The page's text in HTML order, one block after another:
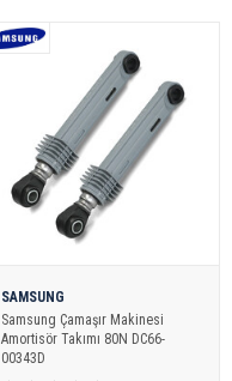
SAMSUNG
Samsung Çamaşır Makinesi
Amortisör Takımı 80N DC66-
00343D